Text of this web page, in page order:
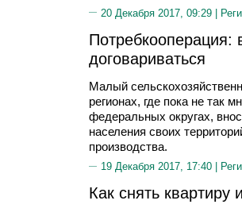
20 Декабря 2017, 09:29 |
Потребкооперация:
договариваться
Малый
регионах, где пока не так
федеральных округах,
населения своих
производства.
19 Декабря 2017, 17:40 |
Как снять квартиру